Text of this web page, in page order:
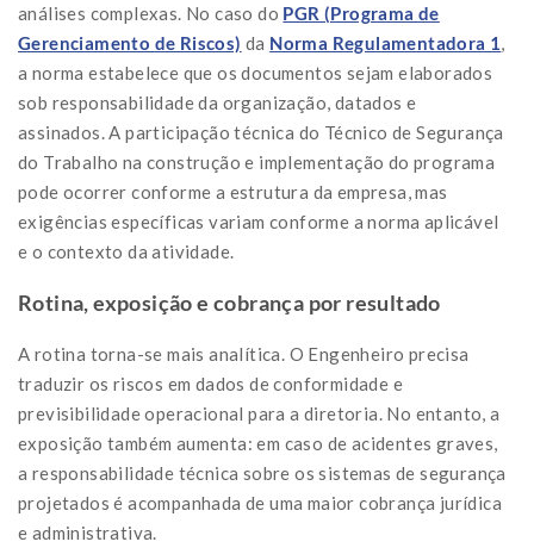
análises complexas. No caso do PGR (Programa de
Gerenciamento de Riscos) da Norma Regulamentadora 1,
a norma estabelece que os documentos sejam elaborados
sob responsabilidade da organização, datados e
assinados. A participação técnica do Técnico de Segurança
do Trabalho na construção e implementação do programa
pode ocorrer conforme a estrutura da empresa, mas
exigências específicas variam conforme a norma aplicável
e o contexto da atividade.
Rotina, exposição e cobrança por resultado
A rotina torna-se mais analítica. O Engenheiro precisa
traduzir os riscos em dados de conformidade e
previsibilidade operacional para a diretoria. No entanto, a
exposição também aumenta: em caso de acidentes graves,
a responsabilidade técnica sobre os sistemas de segurança
projetados é acompanhada de uma maior cobrança jurídica
e administrativa.